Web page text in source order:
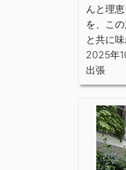
んと理
を、こ
と共に味
2025年
出張